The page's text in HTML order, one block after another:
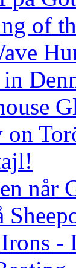
of
on
når
-